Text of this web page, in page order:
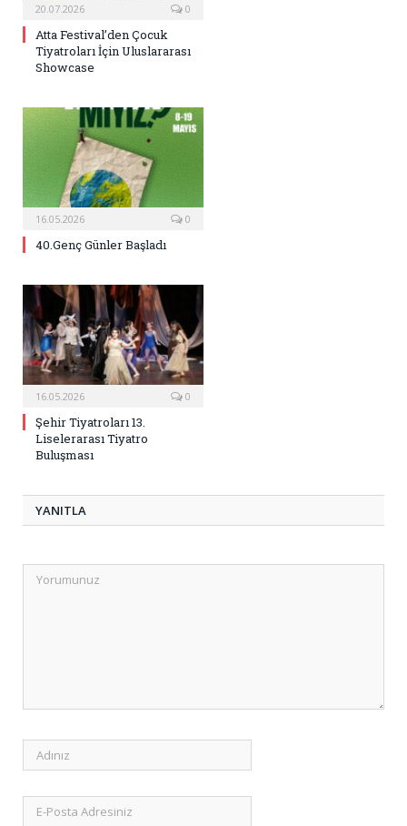
20.07.2026 0
Atta Festival’den Çocuk
Tiyatroları İçin Uluslararası
Showcase
16.05.2026 0
40.Genç Günler Başladı
16.05.2026 0
Şehir Tiyatroları 13.
Liselerarası Tiyatro
Buluşması
YANITLA